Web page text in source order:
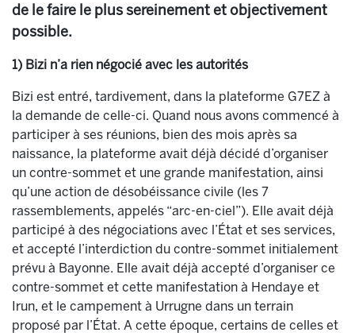
de le faire le plus sereinement et objectivement
possible.
1) Bizi n’a rien négocié avec les autorités
Bizi est entré, tardivement, dans la plateforme G7EZ à
la demande de celle-ci. Quand nous avons commencé à
participer à ses réunions, bien des mois après sa
naissance, la plateforme avait déjà décidé d’organiser
un contre-sommet et une grande manifestation, ainsi
qu’une action de désobéissance civile (les 7
rassemblements, appelés “arc-en-ciel”). Elle avait déjà
participé à des négociations avec l’État et ses services,
et accepté l’interdiction du contre-sommet initialement
prévu à Bayonne. Elle avait déjà accepté d’organiser ce
contre-sommet et cette manifestation à Hendaye et
Irun, et le campement à Urrugne dans un terrain
proposé par l’État. A cette époque, certains de celles et